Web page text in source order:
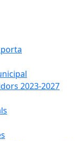
2023-2027